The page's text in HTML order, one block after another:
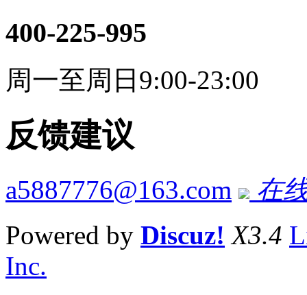
400-225-995
周一至周日9:00-23:00
反馈建议
a5887776@163.com
在
Powered by Discuz! X3.4
Inc.